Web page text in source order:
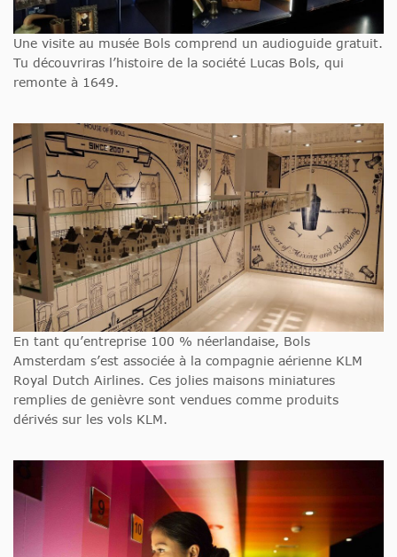
Une visite au musée Bols comprend un audioguide gratuit.
Tu découvriras l’histoire de la société Lucas Bols, qui
remonte à 1649.
En tant qu’entreprise 100 % néerlandaise, Bols
Amsterdam s’est associée à la compagnie aérienne KLM
Royal Dutch Airlines. Ces jolies maisons miniatures
remplies de genièvre sont vendues comme produits
dérivés sur les vols KLM.